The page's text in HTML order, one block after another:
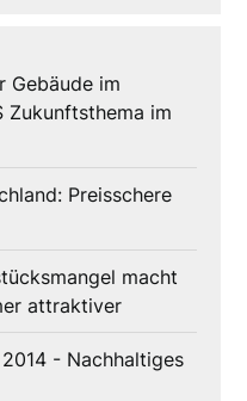
Gebäude im
Zukunftsthema im
Preisschere
macht
attraktiver
- Nachhaltiges